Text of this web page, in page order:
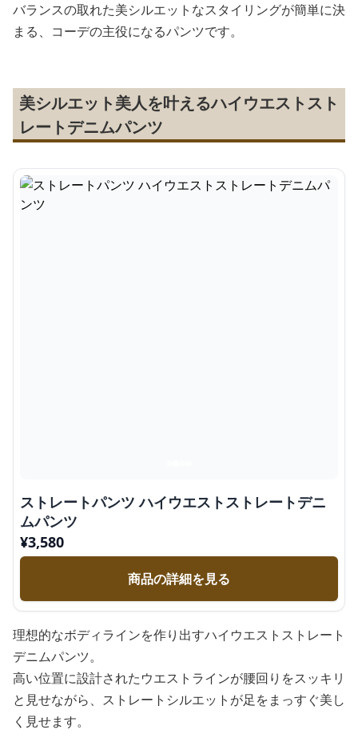
バランスの取れた美シルエットなスタイリングが簡単に決
まる、コーデの主役になるパンツです。
美シルエット美人を叶えるハイウエストスト
レートデニムパンツ
ストレートパンツ ハイウエストストレートデニ
ムパンツ
¥3,580
商品の詳細を見る
理想的なボディラインを作り出すハイウエストストレート
デニムパンツ。
高い位置に設計されたウエストラインが腰回りをスッキリ
と見せながら、ストレートシルエットが足をまっすぐ美し
く見せます。